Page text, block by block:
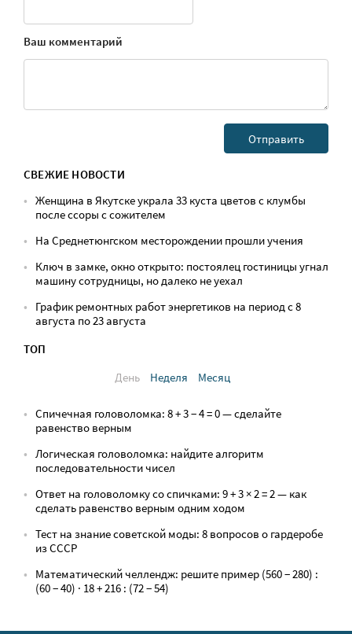
Ваш комментарий
СВЕЖИЕ НОВОСТИ
Женщина в Якутске украла 33 куста цветов с клумбы
после ссоры с сожителем
На Среднетюнгском месторождении прошли учения
Ключ в замке, окно открыто: постоялец гостиницы угнал
машину сотрудницы, но далеко не уехал
График ремонтных работ энергетиков на период с 8
августа по 23 августа
ТОП
День
Неделя Месяц
Спичечная головоломка: 8 + 3 − 4 = 0 — сделайте
равенство верным
Логическая головоломка: найдите алгоритм
последовательности чисел
Ответ на головоломку со спичками: 9 + 3 × 2 = 2 — как
сделать равенство верным одним ходом
Тест на знание советской моды: 8 вопросов о гардеробе
из СССР
Математический челлендж: решите пример (560 − 280) :
(60 − 40) · 18 + 216 : (72 − 54)